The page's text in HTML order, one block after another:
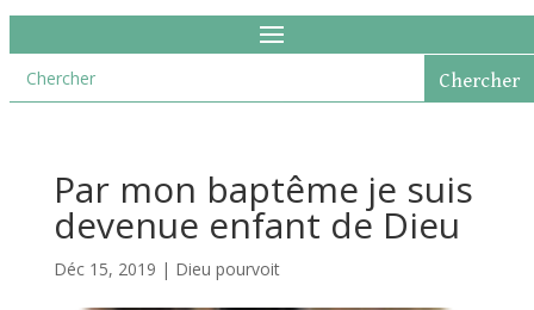
Par mon baptême je suis
devenue enfant de Dieu
Déc 15, 2019 | Dieu pourvoit